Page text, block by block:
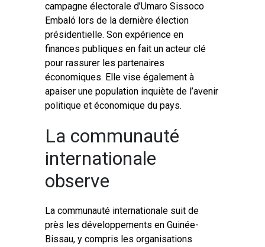
campagne électorale d’Umaro Sissoco
Embaló lors de la dernière élection
présidentielle. Son expérience en
finances publiques en fait un acteur clé
pour rassurer les partenaires
économiques. Elle vise également à
apaiser une population inquiète de l’avenir
politique et économique du pays.
La communauté
internationale
observe
La communauté internationale suit de
près les développements en Guinée-
Bissau, y compris les organisations